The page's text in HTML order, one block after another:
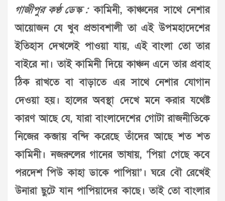
গাজীপুর কণ্ঠ ডেস্ক :কামিনী, কাঞ্চনের সাথে নেশার
আয়োজন যে খুব প্রভাবশালী তা এই উপমহাদেশের
ইতিহাস দেখলেই পাওয়া যায়, এই বাংলা তো তার
বাইরে না। তাই কামিনী দিয়ে কাঞ্চন এনে তার প্রবাহ
ঠিক রাখতে বা বাড়াতে এর সাথে নেশার যোগান
দেওয়া হয়। হালের অবস্থা দেখে মনে করার যথেষ্ট
কারণ আছে যে, যারা বাংলাদেশের গোটা রাজনীতিকে
নিজের কব্জায় বন্দি করেছে তাঁদের আছে শত শত
কামিনী। নজরুলের গানের ভাষায়, ‘পিয়া গেছে কবে
পরদেশ পিউ কাহা ডাকে পাপিয়া’। ঘরে বৌ রেখেই
উনারা ছুটে যান পাপিয়াদের কাছে। তাই তো বাংলার